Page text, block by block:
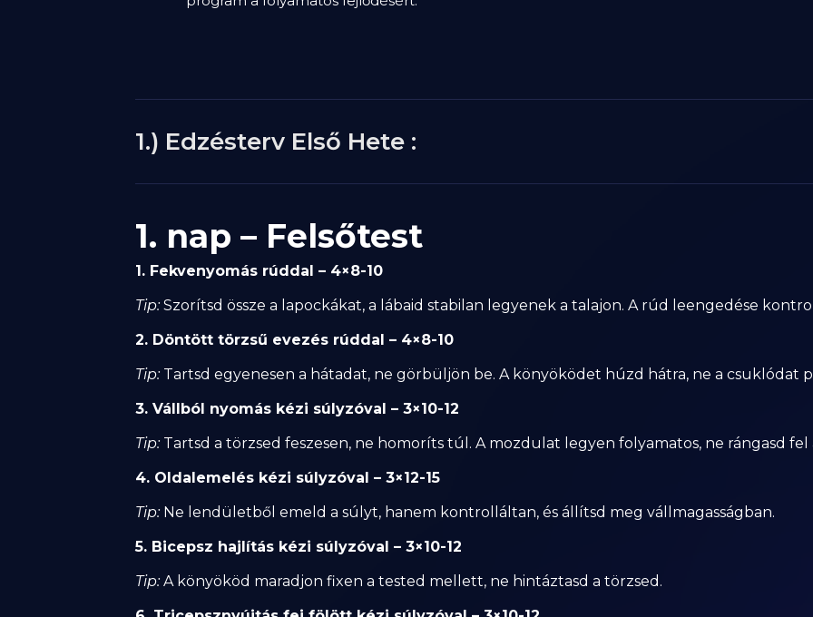
1.) Edzésterv Első Hete :
1. nap – Felsőtest
1. Fekvenyomás rúddal – 4×8-10
Tip:Szorítsd össze a lapockákat, a lábaid stabilan legyenek a talajon. A rúd leengedése
2. Döntött törzsű evezés rúddal – 4×8-10
Tip:Tartsd egyenesen a hátadat, ne görbüljön be. A könyöködet húzd hátra, ne a csuklódat
3. Vállból nyomás kézi súlyzóval – 3×10-12
Tip:Tartsd a törzsed feszesen, ne homoríts túl. A mozdulat legyen folyamatos, ne rángasd fel
4. Oldalemelés kézi súlyzóval – 3×12-15
Tip:Ne lendületből emeld a súlyt, hanem kontrolláltan, és állítsd meg vállmagasságban.
5. Bicepsz hajlítás kézi súlyzóval – 3×10-12
Tip:A könyököd maradjon fixen a tested mellett, ne hintáztasd a törzsed.